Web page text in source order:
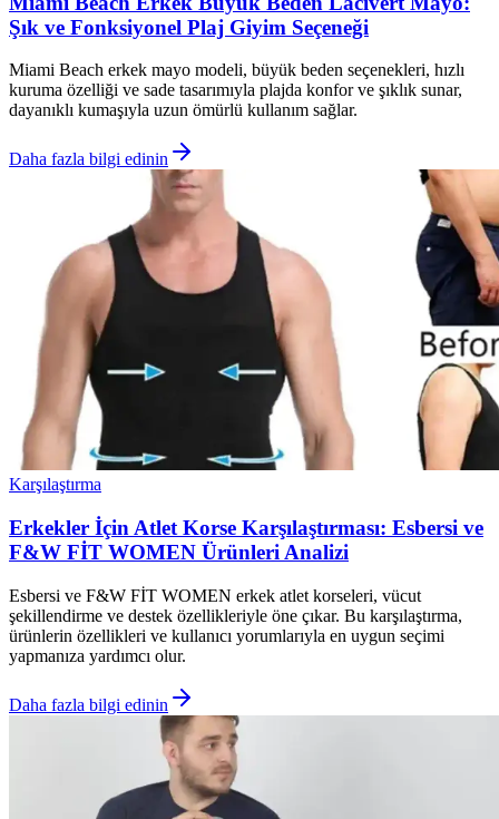
Şık ve Fonksiyonel Plaj Giyim Seçeneği
Miami Beach erkek mayo modeli, büyük beden seçenekleri, hızlı
kuruma özelliği ve sade tasarımıyla plajda konfor ve şıklık sunar,
dayanıklı kumaşıyla uzun ömürlü kullanım sağlar.
Daha fazla bilgi edinin
Karşılaştırma
Erkekler İçin Atlet Korse Karşılaştırması: Esbersi ve
F&W FİT WOMEN Ürünleri Analizi
Esbersi ve F&W FİT WOMEN erkek atlet korseleri, vücut
şekillendirme ve destek özellikleriyle öne çıkar. Bu karşılaştırma,
ürünlerin özellikleri ve kullanıcı yorumlarıyla en uygun seçimi
yapmanıza yardımcı olur.
Daha fazla bilgi edinin